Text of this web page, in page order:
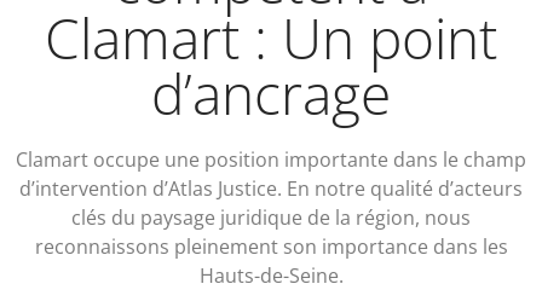
Clamart : Un point
d’ancrage
Clamart occupe une position importante dans le champ
d’intervention d’Atlas Justice. En notre qualité d’acteurs
clés du paysage juridique de la région, nous
reconnaissons pleinement son importance dans les
Hauts-de-Seine.